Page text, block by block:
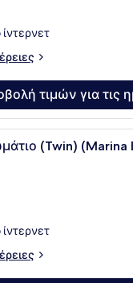
τιμών για τις
Ένα δωμάτιο
(Twin) (Marina